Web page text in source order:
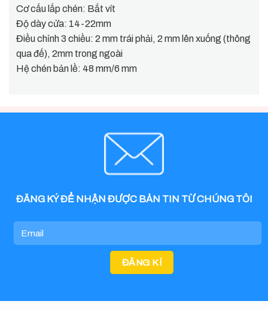
Cơ cấu lắp chén: Bắt vít
Độ dày cửa: 14-22mm
Điều chỉnh 3 chiều: 2 mm trái phải, 2 mm lên xuống (thông
qua đế), 2mm trong ngoài
Hệ chén bản lề: 48 mm/6 mm
ĐĂNG KÝ ĐỂ NHẬN ĐƯỢC BẢN TIN TỪ CHÚNG TÔI